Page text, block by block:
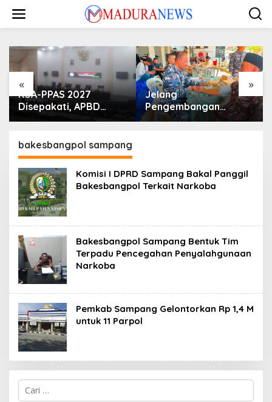
konten
« »
KUA-PPAS 2027
Disepakati, APBD
Sampang Defisit Rp
Jelang
Pengembangan
Lapangan Hidayah,
Nelayan Sampang
bakesbangpol sampang
Komisi I DPRD Sampang Bakal Panggil
Bakesbangpol Terkait Narkoba
Bakesbangpol Sampang Bentuk Tim
Terpadu Pencegahan Penyalahgunaan
Narkoba
Pemkab Sampang Gelontorkan Rp 1,4 M
untuk 11 Parpol
Cari
untuk: